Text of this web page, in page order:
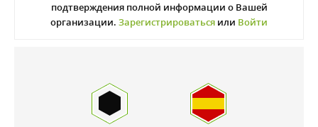
подтверждения полной информации о Вашей
организации. Зарегистрироваться или Войти